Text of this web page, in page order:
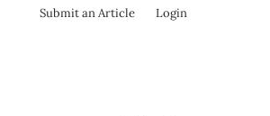
Submit an Article Login